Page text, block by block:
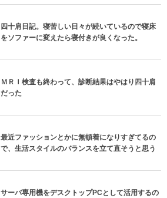
四十肩日記。寝苦しい日々が続いているので寝床
をソファーに変えたら寝付きが良くなった。
ＭＲＩ検査も終わって、診断結果はやはり四十肩
だった
最近ファッションとかに無頓着になりすぎてるの
で、生活スタイルのバランスを立て直そうと思う
サーバ専用機をデスクトップPCとして活用するの